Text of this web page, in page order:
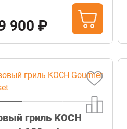
900 ₽
гриль KOCH